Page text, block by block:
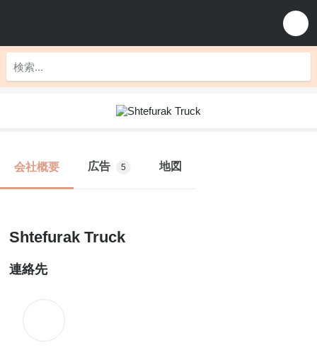
会社概要 広告 5 地図
Shtefurak Truck
連絡先